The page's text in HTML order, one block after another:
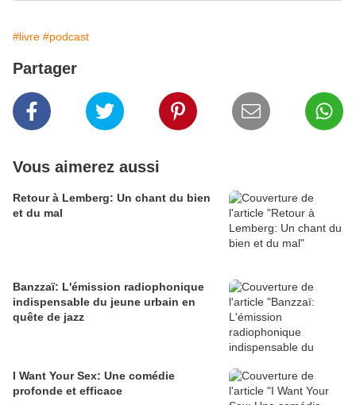
#livre #podcast
Partager
Vous aimerez aussi
Retour à Lemberg: Un chant du bien
et du mal
Banzzaï: L'émission radiophonique
indispensable du jeune urbain en
quête de jazz
I Want Your Sex: Une comédie
profonde et efficace